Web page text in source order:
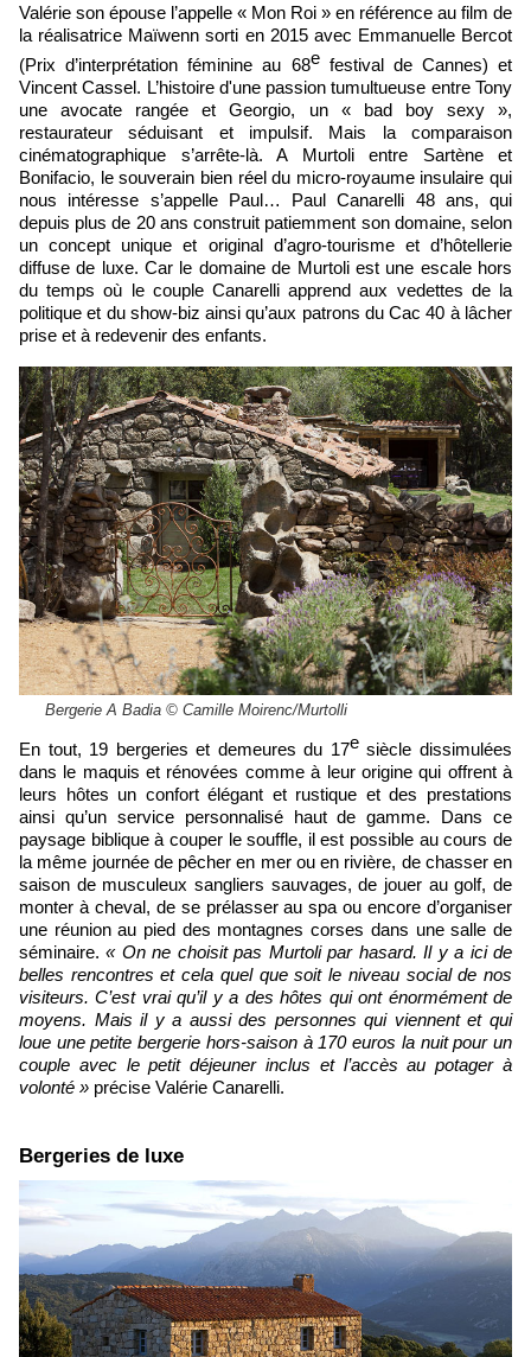
Valérie son épouse l’appelle « Mon Roi » en référence au film de
la réalisatrice Maïwenn sorti en 2015 avec Emmanuelle Bercot
(Prix d’interprétation féminine au 68efestival de Cannes) et
Vincent Cassel. L’histoire d'une passion tumultueuse entre Tony
une avocate rangée et Georgio, un « bad boy sexy »,
restaurateur séduisant et impulsif. Mais la comparaison
cinématographique s’arrête-là. A Murtoli entre Sartène et
Bonifacio, le souverain bien réel du micro-royaume insulaire qui
nous intéresse s’appelle Paul… Paul Canarelli 48 ans, qui
depuis plus de 20 ans construit patiemment son domaine, selon
un concept unique et original d’agro-tourisme et d’hôtellerie
diffuse de luxe. Car le domaine de Murtoli est une escale hors
du temps où le couple Canarelli apprend aux vedettes de la
politique et du show-biz ainsi qu’aux patrons du Cac 40 à lâcher
prise et à redevenir des enfants.
Bergerie A Badia © Camille Moirenc/Murtolli
En tout, 19 bergeries et demeures du 17esiècle dissimulées
dans le maquis et rénovées comme à leur origine qui offrent à
leurs hôtes un confort élégant et rustique et des prestations
ainsi qu’un service personnalisé haut de gamme. Dans ce
paysage biblique à couper le souffle, il est possible au cours de
la même journée de pêcher en mer ou en rivière, de chasser en
saison de musculeux sangliers sauvages, de jouer au golf, de
monter à cheval, de se prélasser au spa ou encore d’organiser
une réunion au pied des montagnes corses dans une salle de
séminaire.« On ne choisit pas Murtoli par hasard. Il y a ici de
belles rencontres et cela quel que soit le niveau social de nos
visiteurs. C’est vrai qu’il y a des hôtes qui ont énormément de
moyens. Mais il y a aussi des personnes qui viennent et qui
loue une petite bergerie hors-saison à 170 euros la nuit pour un
couple avec le petit déjeuner inclus et l’accès au potager à
volonté » précise Valérie Canarelli.
​Bergeries de luxe